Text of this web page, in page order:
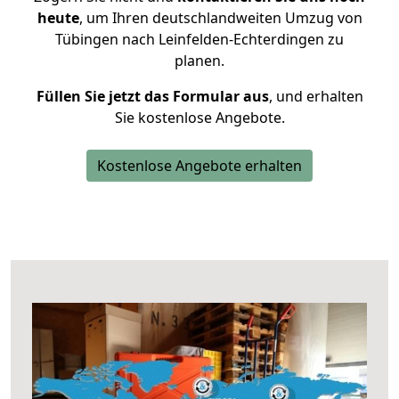
heute, um Ihren deutschlandweiten Umzug von
Tübingen nach Leinfelden-Echterdingen zu
planen.
Füllen Sie jetzt das Formular aus, und erhalten
Sie kostenlose Angebote.
Kostenlose Angebote erhalten